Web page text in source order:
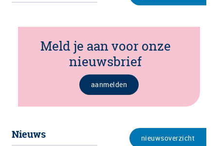
Meld je aan voor onze
nieuwsbrief
aanmelden
Nieuws nieuwsoverzicht